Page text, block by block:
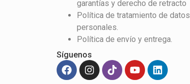
garantías y derecho de retracto
Política de tratamiento de datos
personales.
Política de envío y entrega.
Síguenos